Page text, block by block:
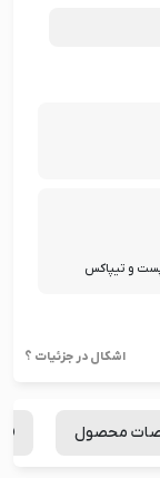
پست و تیپاکس
اشکال در جزئیات ؟
محصول